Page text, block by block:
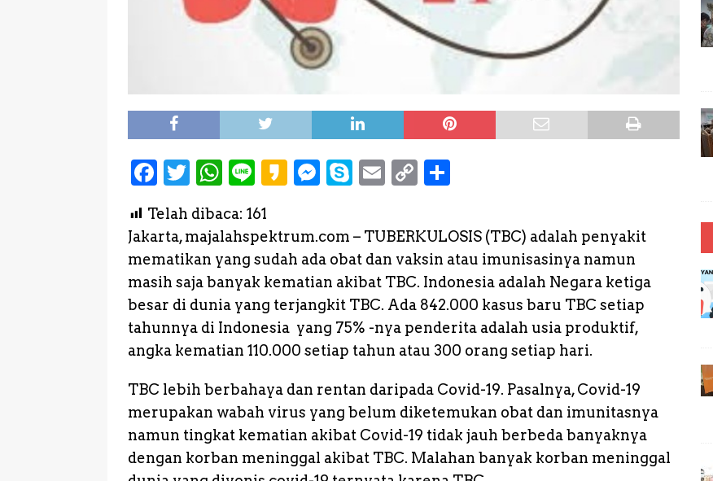
F
c
e
b
o
o
k
T
it
te
r
W
a
ts
A
p
p
L
n
e
K
a
o
M
s
e
n
g
e
r
S
y
p
e
E
a
il
C
p
y
L
i
n
k
a
r
e
Telah dibaca: 161
Jakarta, majalahspektrum.com – TUBERKULOSIS (TBC) adalah penyakit
mematikan yang sudah ada obat dan vaksin atau imunisasinya namun
masih saja banyak kematian akibat TBC. Indonesia adalah Negara ketiga
besar di dunia yang terjangkit TBC. Ada 842.000 kasus baru TBC setiap
tahunnya di Indonesia yang 75% -nya penderita adalah usia produktif,
angka kematian 110.000 setiap tahun atau 300 orang setiap hari.
TBC lebih berbahaya dan rentan daripada Covid-19. Pasalnya, Covid-19
merupakan wabah virus yang belum diketemukan obat dan imunitasnya
namun tingkat kematian akibat Covid-19 tidak jauh berbeda banyaknya
dengan korban meninggal akibat TBC. Malahan banyak korban meninggal